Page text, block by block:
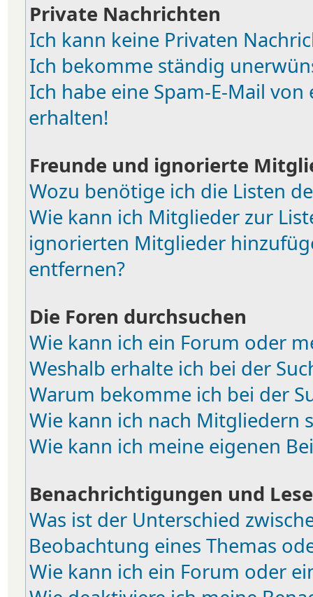
Private Nachrichten
Ich kann keine Privaten
Ich bekomme ständig
Ich habe eine Spam-E-Mail
erhalten!
Freunde und ignorierte
Wozu benötige ich die Listen
Wie kann ich Mitglieder zur
ignorierten Mitglieder
entfernen?
Die Foren durchsuchen
Wie kann ich ein Forum oder
Weshalb erhalte ich bei der
Warum bekomme ich bei der
Wie kann ich nach Mitgliedern
Wie kann ich meine eigenen
Benachrichtigungen und
Was ist der Unterschied
Beobachtung eines Themas
Wie kann ich ein Forum oder